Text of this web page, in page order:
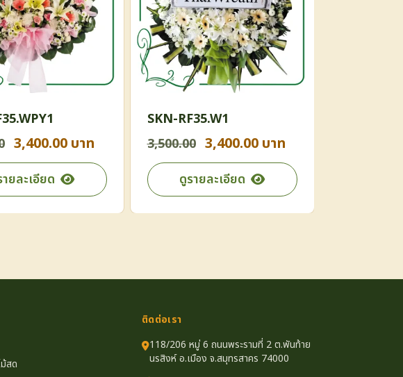
3,400.00 บาท
ยละเอียด
SKN-RF35.W1
3,500.00 3,400.00 บาท
ดูรายละเอียด
สด
ติดต่อเรา
118/206 หมู่ 6 ถนนพระรามที่ 2 ต.พันท้าย
นรสิงห์ อ.เมือง จ.สมุทรสาคร 74000